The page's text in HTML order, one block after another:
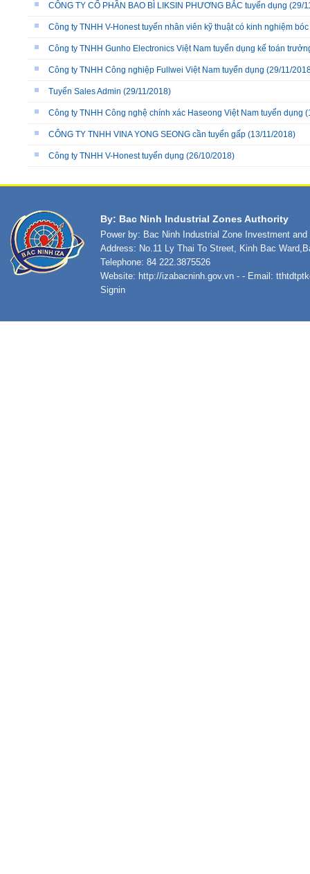
CÔNG TY CỔ PHẦN BAO BÌ LIKSIN PHƯƠNG BẮC tuyển dụng (29/
Công ty TNHH V-Honest tuyển nhân viên kỹ thuật có kinh nghiệm
Công ty TNHH Gunho Electronics Việt Nam tuyển dụng kế toán
Công ty TNHH Công nghiệp Fullwei Việt Nam tuyển dụng (29/11/
Tuyển Sales Admin (29/11/2018)
Công ty TNHH Công nghệ chính xác Haseong Việt Nam tuyển dụng
CÔNG TY TNHH VINA YONG SEONG cần tuyển gấp (13/11/2018)
Công ty TNHH V-Honest tuyển dụng (26/10/2018)
By: Bac Ninh Industrial Zones Authority
Power by: Bac Ninh Industrial Zone Investment
Address: No.11 Ly Thai To Street, Kinh Bac
Telephone: 84 222.3875526
Website: http://izabacninh.gov.vn - - Email:
Signin